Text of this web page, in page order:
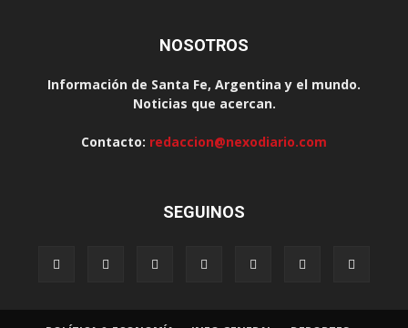
NOSOTROS
Información de Santa Fe, Argentina y el mundo.
Noticias que acercan.
Contacto: redaccion@nexodiario.com
SEGUINOS